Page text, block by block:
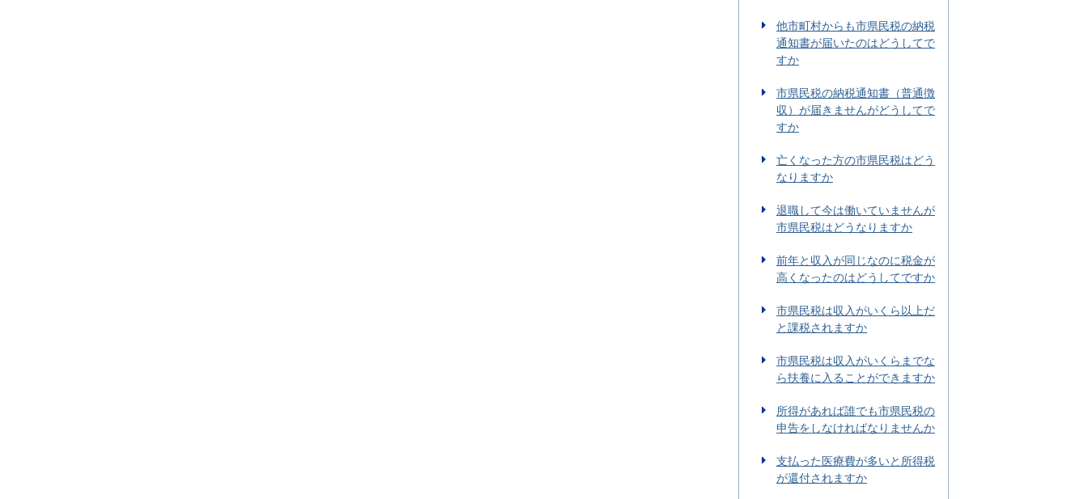
他市町村からも市県民税の納税
通知書が届いたのはどうしてで
すか
市県民税の納税通知書（普通徴
収）が届きませんがどうしてで
すか
亡くなった方の市県民税はどう
なりますか
退職して今は働いていませんが
市県民税はどうなりますか
前年と収入が同じなのに税金が
高くなったのはどうしてですか
市県民税は収入がいくら以上だ
と課税されますか
市県民税は収入がいくらまでな
ら扶養に入ることができますか
所得があれば誰でも市県民税の
申告をしなければなりませんか
支払った医療費が多いと所得税
が還付されますか